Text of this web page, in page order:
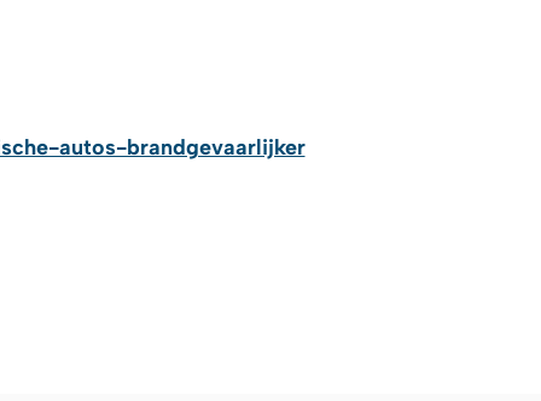
autos-brandgevaarlijker